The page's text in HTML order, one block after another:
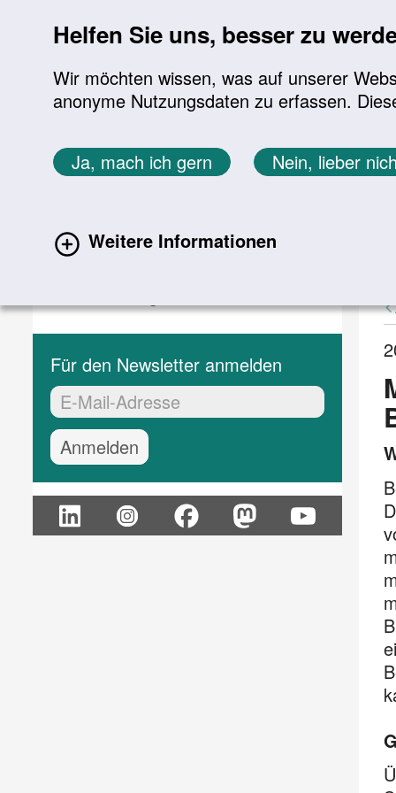
Helfen Sie uns, besser zu
Wir möchten wissen, was auf unserer
anonyme Nutzungsdaten zu erfassen.
Ja, mach ich gern Nein, lieber
Weitere Informationen
Sie befinden sich hier:
Startseite Aktuelles Aktuelle Meldungen
Aktuelle Meldungen
Für den Newsletter anmelden
EMail-Adresse:*